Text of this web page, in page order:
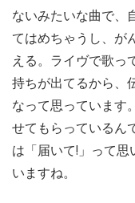
ないみたいな曲で、
てはめちゃうし、が
える。ライヴで歌っ
持ちが出てるから、
なって思っています
せてもらっているん
は「届いて!」って思
いますね。